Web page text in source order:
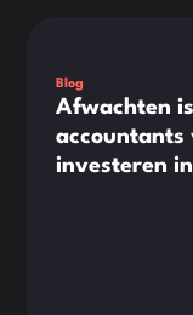
Blog
Afwachten
accountants
investeren in